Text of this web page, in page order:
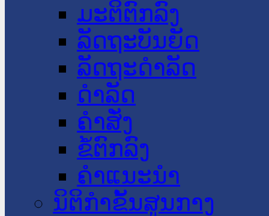
ມະຕິຕົກລົງ
ລັດຖະບັນຍັດ
ລັດຖະດໍາລັດ
ດໍາລັດ
ຄໍາສັ່ງ
ຂໍ້ຕົກລົງ
ຄໍາແນະນໍາ
ນິຕິກໍາຂັ້ນສູນກາງ